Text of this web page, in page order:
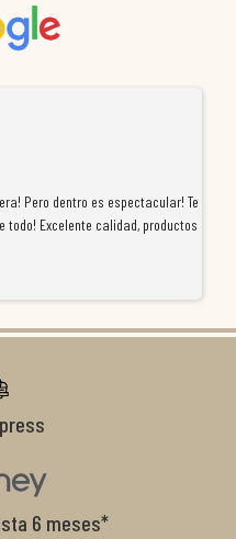
Pero dentro es espectacular! Te
todo! Excelente calidad, productos
6 meses*